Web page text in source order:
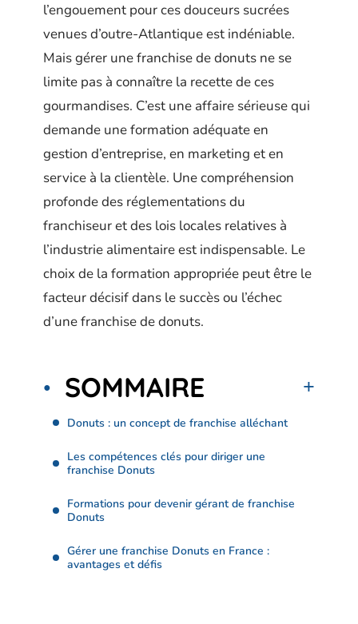
l’engouement pour ces douceurs sucrées
venues d’outre-Atlantique est indéniable.
Mais gérer une franchise de donuts ne se
limite pas à connaître la recette de ces
gourmandises. C’est une affaire sérieuse qui
demande une formation adéquate en
gestion d’entreprise, en marketing et en
service à la clientèle. Une compréhension
profonde des réglementations du
franchiseur et des lois locales relatives à
l’industrie alimentaire est indispensable. Le
choix de la formation appropriée peut être le
facteur décisif dans le succès ou l’échec
d’une franchise de donuts.
SOMMAIRE
Donuts : un concept de franchise alléchant
Les compétences clés pour diriger une
franchise Donuts
Formations pour devenir gérant de franchise
Donuts
Gérer une franchise Donuts en France :
avantages et défis